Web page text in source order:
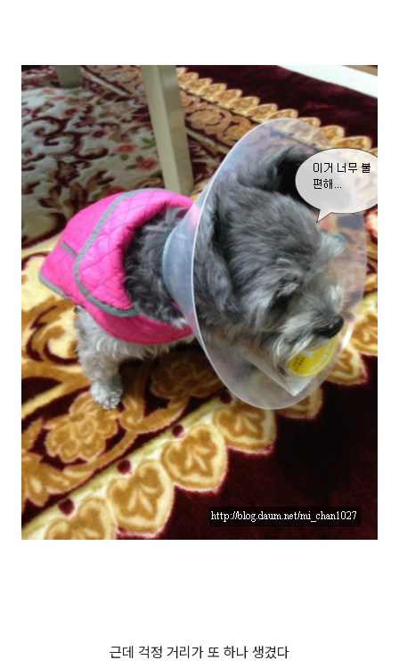
근데 걱정 거리가 또 하나 생겼다